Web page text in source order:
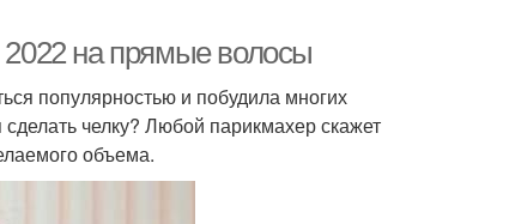
на прямые волосы
популярностью и побудила многих
челку? Любой парикмахер скажет
объема.